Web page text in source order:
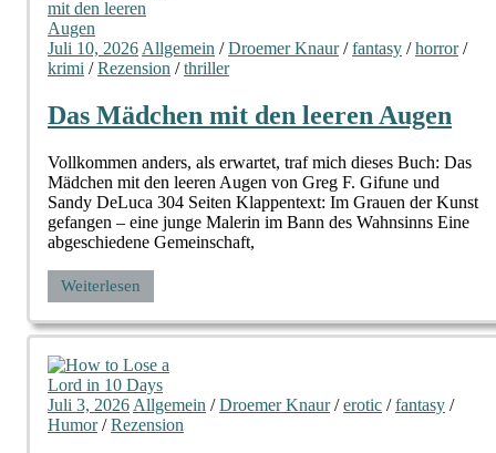
Juli 10, 2026 Allgemein /Droemer Knaur/fantasy /horror/
krimi /Rezension /thriller
Das Mädchen mit den leeren Augen
Vollkommen anders, als erwartet, traf mich dieses Buch: Das
Mädchen mit den leeren Augen von Greg F. Gifune und
Sandy DeLuca 304 Seiten Klappentext: Im Grauen der Kunst
gefangen – eine junge Malerin im Bann des Wahnsinns Eine
abgeschiedene Gemeinschaft,
Weiterlesen
Juli 3, 2026 Allgemein /Droemer Knaur/erotic /fantasy /
Humor/Rezension